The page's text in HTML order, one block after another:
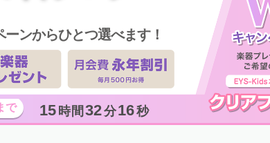
ンからひとつ選べます！
15 時間 32分15秒